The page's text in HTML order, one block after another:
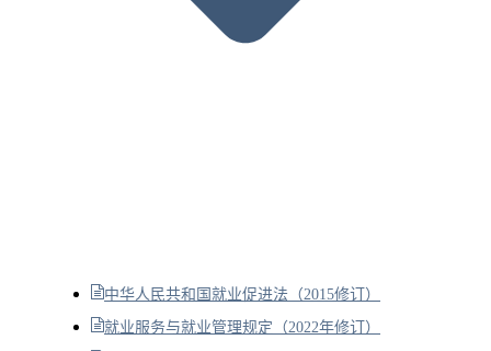
中华人民共和国就业促进法（2015修订）
就业服务与就业管理规定（2022年修订）